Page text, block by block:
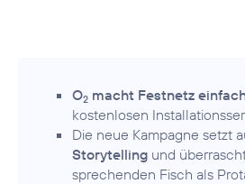
O2 macht Festnetz
kostenlosen
Die neue Kampagne setzt
Storytelling und
sprechenden Fisch als